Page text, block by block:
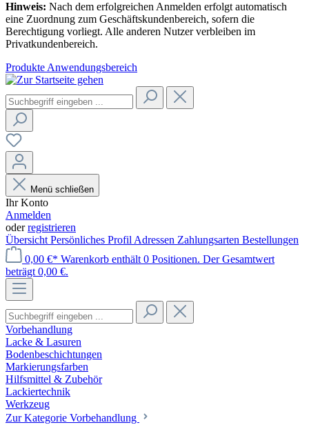
Hinweis: Nach dem erfolgreichen Anmelden erfolgt automatisch
eine Zuordnung zum Geschäftskundenbereich, sofern die
Berechtigung vorliegt. Alle anderen Nutzer verbleiben im
Privatkundenbereich.
Produkte Anwendungsbereich
Menü schließen
Ihr Konto
Anmelden
oderregistrieren
Übersicht Persönliches Profil Adressen Zahlungsarten Bestellungen
0,00 €* Warenkorb enthält 0 Positionen. Der Gesamtwert
beträgt 0,00 €.
Vorbehandlung
Lacke & Lasuren
Bodenbeschichtungen
Markierungsfarben
Hilfsmittel & Zubehör
Lackiertechnik
Werkzeug
Zur Kategorie Vorbehandlung